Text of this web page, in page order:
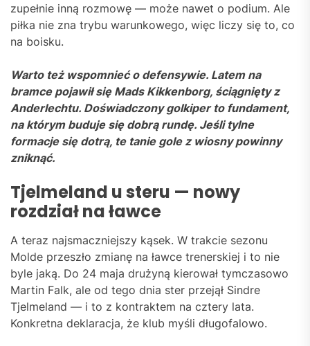
zupełnie inną rozmowę — może nawet o podium. Ale
piłka nie zna trybu warunkowego, więc liczy się to, co
na boisku.
Warto też wspomnieć o defensywie. Latem na
bramce pojawił się Mads Kikkenborg, ściągnięty z
Anderlechtu. Doświadczony golkiper to fundament,
na którym buduje się dobrą rundę. Jeśli tylne
formacje się dotrą, te tanie gole z wiosny powinny
zniknąć.
Tjelmeland u steru — nowy
rozdział na ławce
A teraz najsmaczniejszy kąsek. W trakcie sezonu
Molde przeszło zmianę na ławce trenerskiej i to nie
byle jaką. Do 24 maja drużyną kierował tymczasowo
Martin Falk, ale od tego dnia ster przejął Sindre
Tjelmeland — i to z kontraktem na cztery lata.
Konkretna deklaracja, że klub myśli długofalowo.